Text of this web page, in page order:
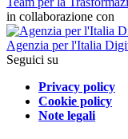
in collaborazione con
Agenzia per l'Italia
Seguici su
Privacy policy
Cookie policy
Note legali